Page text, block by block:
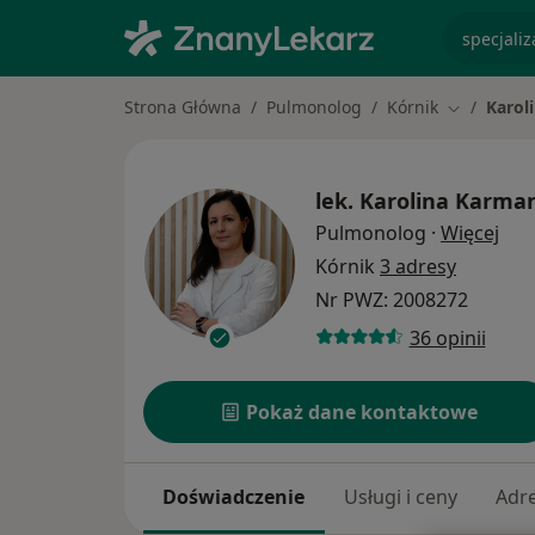
Strona Główna Pulmonolog Kórnik Zmień
lek. Karolina
Pulmonolog · Więcej
Kórnik 3 adresy
Nr PWZ: 2008272
36 opinii
Pokaż dane kontaktowe
Doświadczenie Usługi i ceny